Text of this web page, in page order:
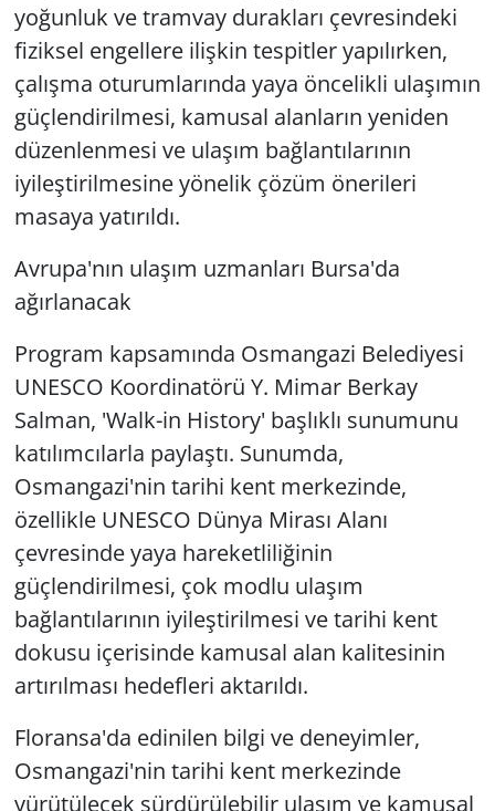
yoğunluk ve tramvay durakları çevresindeki
fiziksel engellere ilişkin tespitler yapılırken,
çalışma oturumlarında yaya öncelikli ulaşımın
güçlendirilmesi, kamusal alanların yeniden
düzenlenmesi ve ulaşım bağlantılarının
iyileştirilmesine yönelik çözüm önerileri
masaya yatırıldı.
Avrupa'nın ulaşım uzmanları Bursa'da
ağırlanacak
Program kapsamında Osmangazi Belediyesi
UNESCO Koordinatörü Y. Mimar Berkay
Salman, 'Walk-in History' başlıklı sunumunu
katılımcılarla paylaştı. Sunumda,
Osmangazi'nin tarihi kent merkezinde,
özellikle UNESCO Dünya Mirası Alanı
çevresinde yaya hareketliliğinin
güçlendirilmesi, çok modlu ulaşım
bağlantılarının iyileştirilmesi ve tarihi kent
dokusu içerisinde kamusal alan kalitesinin
artırılması hedefleri aktarıldı.
Floransa'da edinilen bilgi ve deneyimler,
Osmangazi'nin tarihi kent merkezinde
yürütülecek sürdürülebilir ulaşım ve kamusal